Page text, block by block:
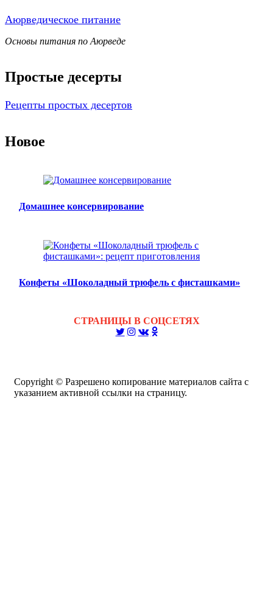
Аюрведическое питание
Основы питания по Аюрведе
Простые десерты
Рецепты простых десертов
Новое
Домашнее консервирование
Конфеты «Шоколадный трюфель с фисташками»
СТРАНИЦЫ В СОЦСЕТЯХ
Copyright © Разрешено копирование материалов сайта с
указанием активной ссылки на страницу.